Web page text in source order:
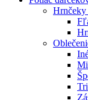
Hrnčeky